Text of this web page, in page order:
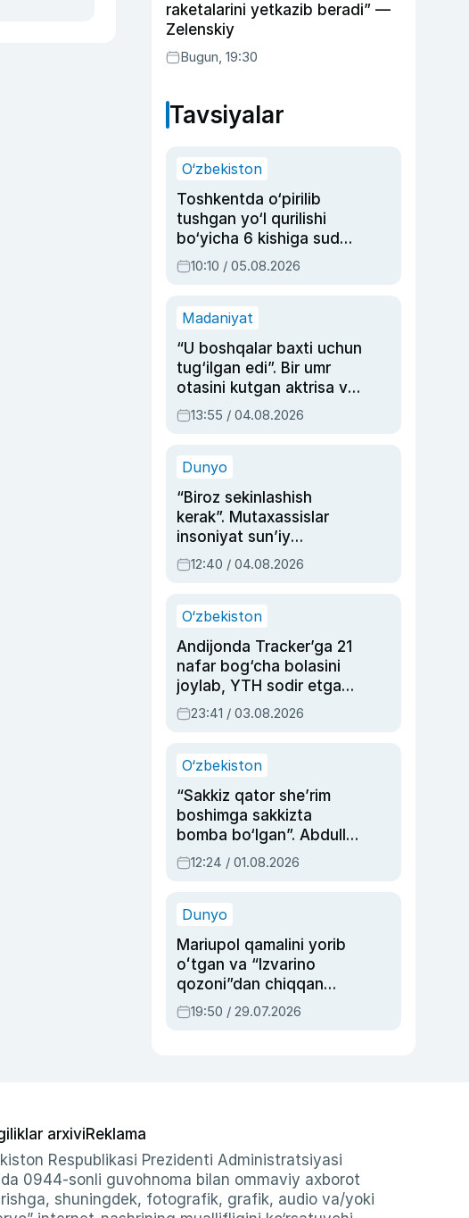
raketalarini yetkazib beradi” —
Zelenskiy
Bugun, 19:30
Tavsiyalar
O‘zbekiston
Toshkentda o‘pirilib
tushgan yo‘l qurilishi
bo‘yicha 6 kishiga sud
hukmi o‘qildi
10:10 / 05.08.2026
Madaniyat
“U boshqalar baxti uchun
tug‘ilgan edi”. Bir umr
otasini kutgan aktrisa va
dublyaj ustasi Rimma
Ahmedovaning
13:55 / 04.08.2026
Dunyo
“Biroz sekinlashish
kerak”. Mutaxassislar
insoniyat sun’iy
intellektni boshqara
olmay qolishidan xavotir
12:40 / 04.08.2026
O‘zbekiston
Andijonda Tracker’ga 21
nafar bog‘cha bolasini
joylab, YTH sodir etgan
ayolga sud hukmi o‘qildi
23:41 / 03.08.2026
O‘zbekiston
“Sakkiz qator she’rim
boshimga sakkizta
bomba bo‘lgan”. Abdulla
Oripovni siyosiy
ayblovlardan asrab
12:24 / 01.08.2026
Dunyo
Mariupol qamalini yorib
oʻtgan va “Izvarino
qozoni”dan chiqqan
qahramon — Ukraina
armiyasi bosh
19:50 / 29.07.2026
arxiviReklama
Respublikasi Prezidenti Administratsiyasi
0944-sonli guvohnoma bilan ommaviy axborot
shuningdek, fotografik, grafik, audio va/yoki